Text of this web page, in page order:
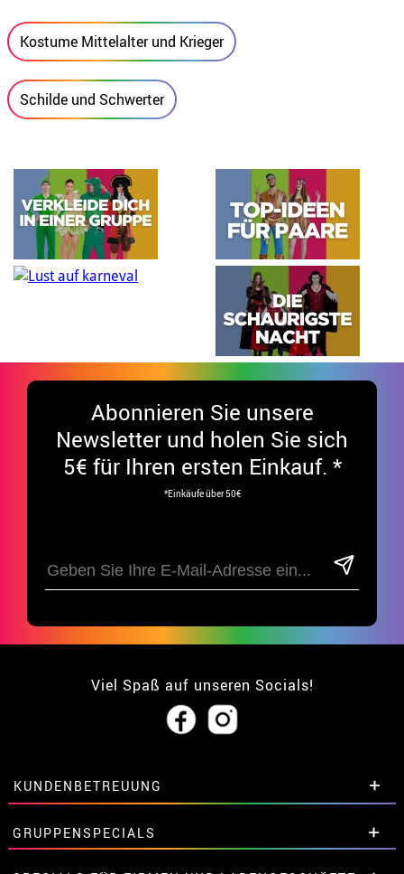
Kostume Mittelalter und Krieger
Schilde und Schwerter
Abonnieren Sie unsere
Newsletter und holen Sie sich
5€ für Ihren ersten Einkauf. *
*Einkäufe über 50€
Viel Spaß auf unseren Socials!
KUNDENBETREUUNG
• Über uns
• Verkaufskonditionen
GRUPPENSPECIALS